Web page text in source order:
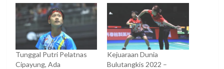
Tunggal Putri Pelatnas
Cipayung, Ada
Kejuaraan Dunia
Bulutangkis 2022 –